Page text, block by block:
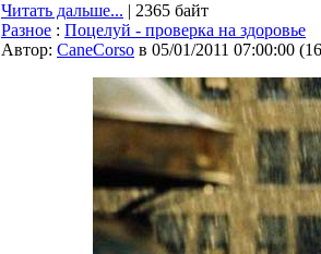
Читать дальше... | 2365 байт
Разное : Поцелуй - проверка на здоровье
Автор: CaneCorso в 05/01/2011 07:00:00 (